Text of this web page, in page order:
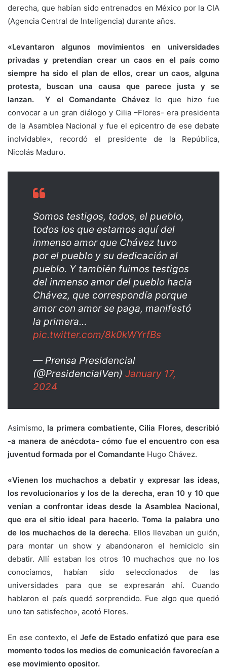
derecha, que habían sido entrenados en México por la CIA
(Agencia Central de Inteligencia) durante años.
«Levantaron algunos movimientos en universidades
privadas y pretendían crear un caos en el país como
siempre ha sido el plan de ellos, crear un caos, alguna
protesta, buscan una causa que parece justa y se
lanzan. Y el Comandante Chávez lo que hizo fue
convocar a un gran diálogo y Cilia –Flores- era presidenta
de la Asamblea Nacional y fue el epicentro de ese debate
inolvidable», recordó el presidente de la República,
Nicolás Maduro.
Somos testigos, todos, el pueblo,
todos los que estamos aquí del
inmenso amor que Chávez tuvo
por el pueblo y su dedicación al
pueblo. Y también fuimos testigos
del inmenso amor del pueblo hacia
Chávez, que correspondía porque
amor con amor se paga, manifestó
la primera…
pic.twitter.com/8k0kWYrfBs
— Prensa Presidencial
(@PresidencialVen) January 17,
2024
Asimismo, la primera combatiente, Cilia Flores, describió
-a manera de anécdota- cómo fue el encuentro con esa
juventud formada por el Comandante Hugo Chávez.
«Vienen los muchachos a debatir y expresar las ideas,
los revolucionarios y los de la derecha, eran 10 y 10 que
venían a confrontar ideas desde la Asamblea Nacional,
que era el sitio ideal para hacerlo. Toma la palabra uno
de los muchachos de la derecha. Ellos llevaban un guión,
para montar un show y abandonaron el hemiciclo sin
debatir. Allí estaban los otros 10 muchachos que no los
conocíamos, habían sido seleccionados de las
universidades para que se expresarán ahí. Cuando
hablaron el país quedó sorprendido. Fue algo que quedó
uno tan satisfecho», acotó Flores.
En ese contexto, el Jefe de Estado enfatizó que para ese
momento todos los medios de comunicación favorecían a
ese movimiento opositor.